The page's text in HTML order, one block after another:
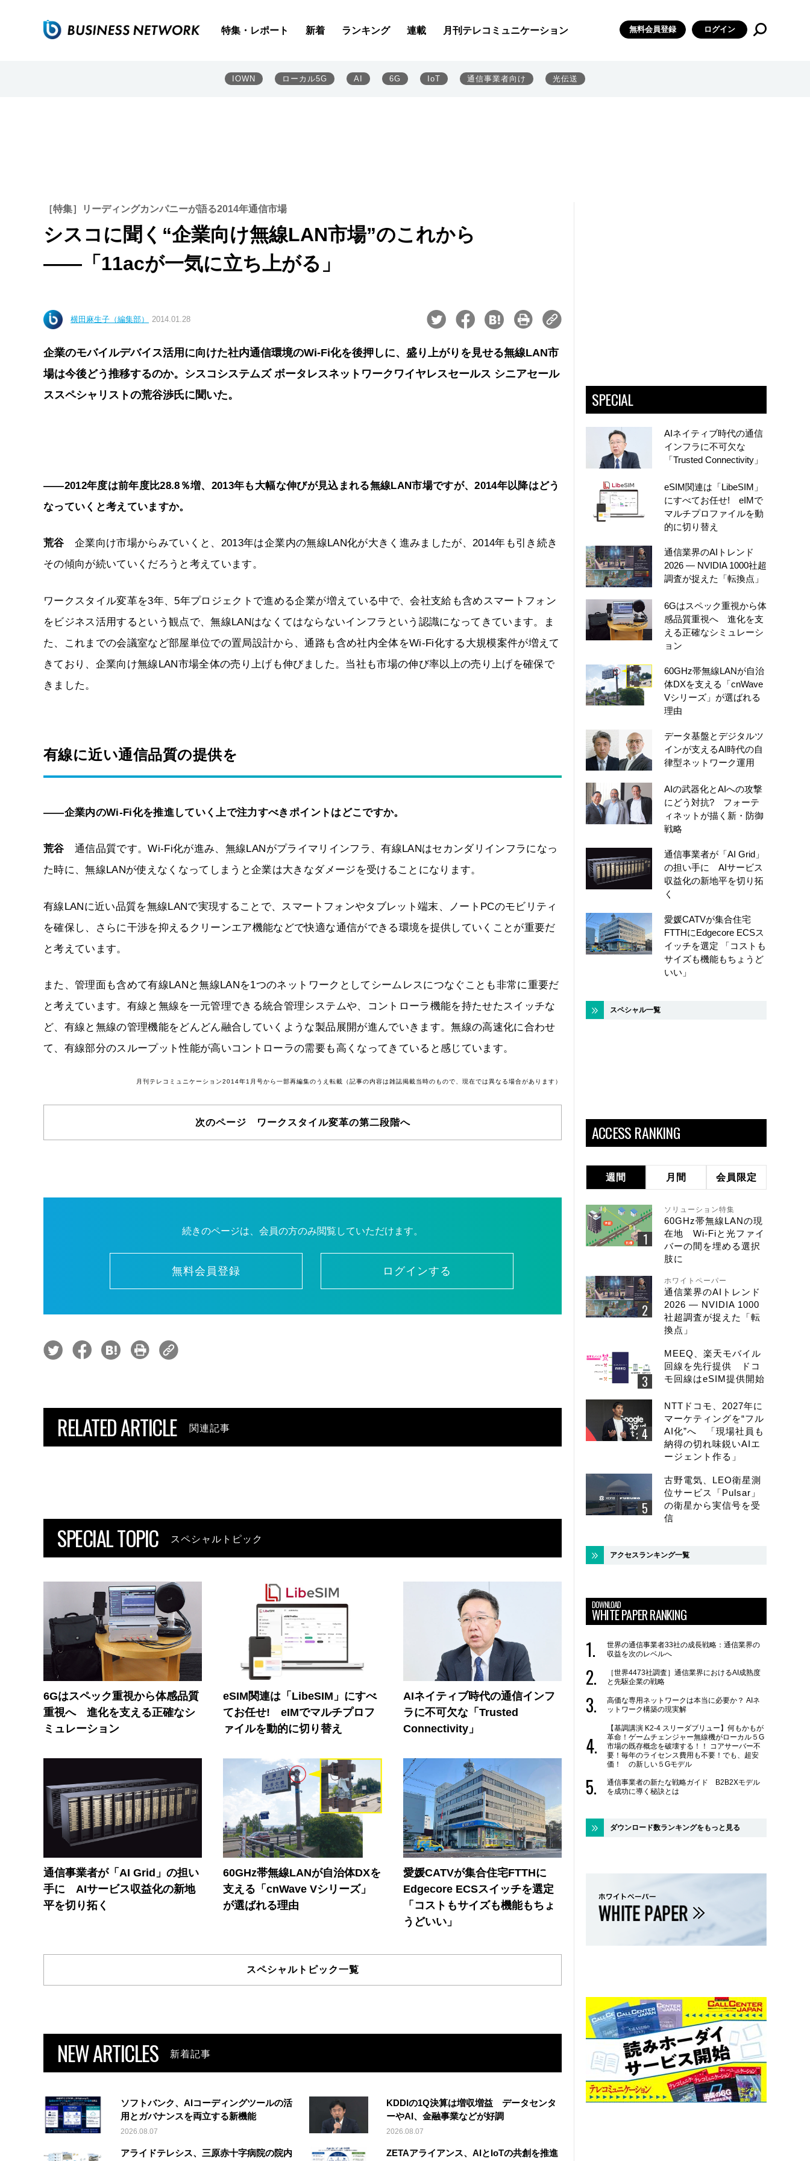
特集・レポート 新着 ランキング 連載 月刊テレコミュニケーション 無料会員登録 ログイン
IOWN ローカル5G AI 6G IoT 通信事業者向け 光伝送
［特集］リーディングカンパニーが語る2014年通信市場
シスコに聞く“企業向け無線LAN市場”のこれから
――「11acが一気に立ち上がる」
横田麻生子（編集部） 2014.01.28
企業のモバイルデバイス活用に向けた社内通信環境のWi-Fi化を後押しに、盛り上がりを見せる無線LAN市
場は今後どう推移するのか。シスコシステムズ ボータレスネットワークワイヤレスセールス シニアセール
ススペシャリストの荒谷渉氏に聞いた。
――2012年度は前年度比28.8％増、2013年も大幅な伸びが見込まれる無線LAN市場ですが、2014年以降はどう
なっていくと考えていますか。
荒谷 企業向け市場からみていくと、2013年は企業内の無線LAN化が大きく進みましたが、2014年も引き続き
その傾向が続いていくだろうと考えています。
ワークスタイル変革を3年、5年プロジェクトで進める企業が増えている中で、会社支給も含めスマートフォン
をビジネス活用するという観点で、無線LANはなくてはならないインフラという認識になってきています。ま
た、これまでの会議室など部屋単位での置局設計から、通路も含め社内全体をWi-Fi化する大規模案件が増えて
きており、企業向け無線LAN市場全体の売り上げも伸びました。当社も市場の伸び率以上の売り上げを確保で
きました。
有線に近い通信品質の提供を
――企業内のWi-Fi化を推進していく上で注力すべきポイントはどこですか。
荒谷 通信品質です。Wi-Fi化が進み、無線LANがプライマリインフラ、有線LANはセカンダリインフラになっ
た時に、無線LANが使えなくなってしまうと企業は大きなダメージを受けることになります。
有線LANに近い品質を無線LANで実現することで、スマートフォンやタブレット端末、ノートPCのモビリティ
を確保し、さらに干渉を抑えるクリーンエア機能などで快適な通信ができる環境を提供していくことが重要だ
と考えています。
また、管理面も含めて有線LANと無線LANを1つのネットワークとしてシームレスにつなぐことも非常に重要だ
と考えています。有線と無線を一元管理できる統合管理システムや、コントローラ機能を持たせたスイッチな
ど、有線と無線の管理機能をどんどん融合していくような製品展開が進んでいきます。無線の高速化に合わせ
て、有線部分のスループット性能が高いコントローラの需要も高くなってきていると感じています。
月刊テレコミュニケーション2014年1月号から一部再編集のうえ転載（記事の内容は雑誌掲載当時のもので、現在では異なる場合があります）
次のページ ワークスタイル変革の第二段階へ
続きのページは、会員の方のみ閲覧していただけます。
無料会員登録 ログインする
RELATED ARTICLE 関連記事
SPECIAL TOPIC スペシャルトピック
6Gはスペック重視から体感品質
重視へ 進化を支える正確なシ
ミュレーション
eSIM関連は「LibeSIM」にすべ
てお任せ! eIMでマルチプロフ
ァイルを動的に切り替え
AIネイティブ時代の通信インフ
ラに不可欠な「Trusted
Connectivity」
通信事業者が「AI Grid」の担い
手に AIサービス収益化の新地
平を切り拓く
60GHz帯無線LANが自治体DXを
支える「cnWave Vシリーズ」
が選ばれる理由
愛媛CATVが集合住宅FTTHに
Edgecore ECSスイッチを選定
「コストもサイズも機能もちょ
うどいい」
スペシャルトピック一覧
NEW ARTICLES 新着記事
ソフトバンク、AIコーディングツールの活
用とガバナンスを両立する新機能
2026.08.07
KDDIの1Q決算は増収増益 データセンタ
ーやAI、金融事業などが好調
2026.08.07
アライドテレシス、三原赤十字病院の院内
ZETAアライアンス、AIとIoTの共創を推進
SPECIAL
AIネイティブ時代の通信
インフラに不可欠な
「Trusted Connectivity」
eSIM関連は「LibeSIM」
にすべてお任せ! eIMで
マルチプロファイルを動
的に切り替え
通信業界のAIトレンド
2026 ― NVIDIA 1000社超
調査が捉えた「転換点」
6Gはスペック重視から体
感品質重視へ 進化を支
える正確なシミュレーシ
ョン
60GHz帯無線LANが自治
体DXを支える「cnWave
Vシリーズ」が選ばれる
理由
データ基盤とデジタルツ
インが支えるAI時代の自
律型ネットワーク運用
AIの武器化とAIへの攻撃
にどう対抗? フォーテ
ィネットが描く新・防御
戦略
通信事業者が「AI Grid」
の担い手に AIサービス
収益化の新地平を切り拓
く
愛媛CATVが集合住宅
FTTHにEdgecore ECSス
イッチを選定 「コストも
サイズも機能もちょうど
いい」
スペシャル一覧
ACCESS RANKING
週間 月間 会員限定
ソリューション特集
60GHz帯無線LANの現
在地 Wi-Fiと光ファイ
バーの間を埋める選択
肢に
ホワイトペーパー
通信業界のAIトレンド
2026 ― NVIDIA 1000
社超調査が捉えた「転
換点」
MEEQ、楽天モバイル
回線を先行提供 ドコ
モ回線はeSIM提供開始
NTTドコモ、2027年に
マーケティングを“フル
AI化”へ 「現場社員も
納得の切れ味鋭いAIエ
ージェント作る」
古野電気、LEO衛星測
位サービス「Pulsar」
の衛星から実信号を受
信
アクセスランキング一覧
DOWNLOAD
WHITE PAPER RANKING
世界の通信事業者33社の成長戦略：通信業界の
収益を次のレベルへ
［世界4473社調査］通信業界におけるAI成熟度
と先駆企業の戦略
高価な専用ネットワークは本当に必要か？ AIネ
ットワーク構築の現実解
【基調講演 K2-4 スリーダブリュー】何もかもが
革命！ゲームチェンジャー無線機がローカル５G
市場の既存概念を破壊する！！ コアサーバー不
要！毎年のライセンス費用も不要！でも、超安
価！ の新しい５Gモデル
通信事業者の新たな戦略ガイド B2B2Xモデル
を成功に導く秘訣とは
ダウンロード数ランキングをもっと見る